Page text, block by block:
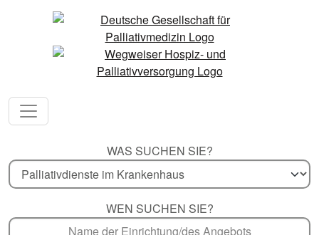
WAS SUCHEN SIE?
WEN SUCHEN SIE?